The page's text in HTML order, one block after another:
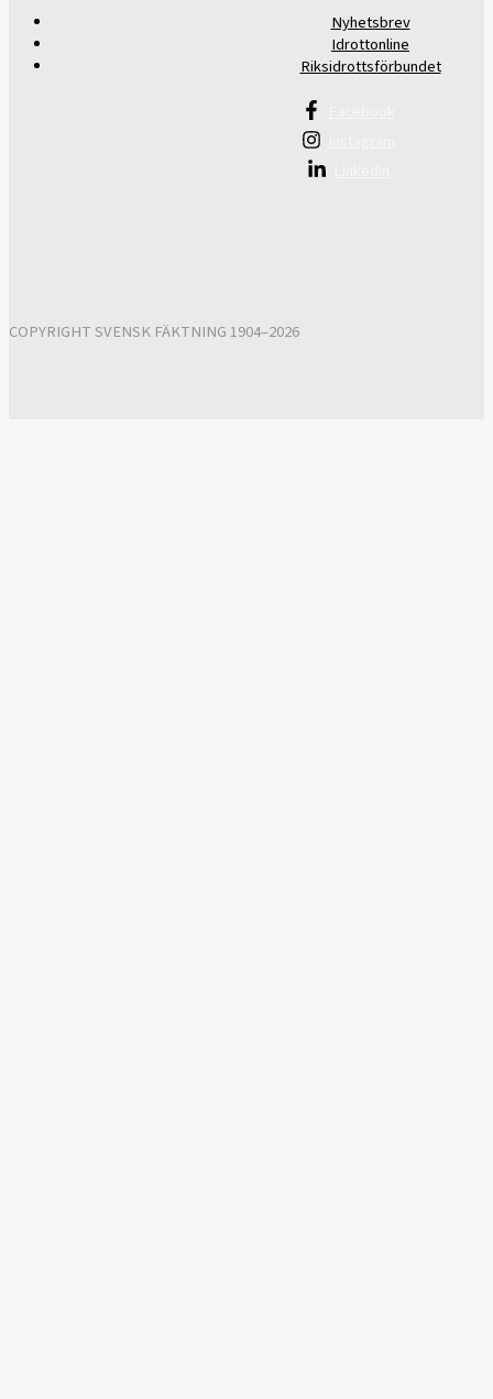
Nyhetsbrev
Idrottonline
Riksidrottsförbundet
COPYRIGHT SVENSK FÄKTNING 1904–2026